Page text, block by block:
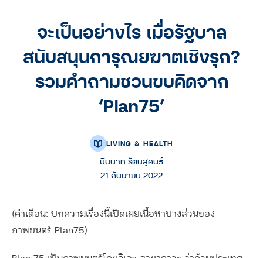
จะเป็นอย่างไร เมื่อรัฐบาล
สนับสนุนการุณยฆาตเชิงรุก?
รวมคำถามชวนขบคิดจาก
‘Plan75’
LIVING & HEALTH
นินนาท รัตนสุคนธ์
21 กันยายน 2022
(คำเตือน: บทความเรื่องนี้เปิดเผยเนื้อหาบางส่วนของ
ภาพยนตร์ Plan75)